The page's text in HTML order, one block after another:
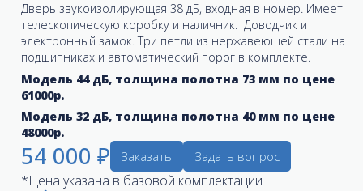
Дверь звукоизолирующая 38 дБ, входная в номер. Имеет
телескопическую коробку и наличник. Доводчик и
электронный замок. Три петли из нержавеющей стали на
подшипниках и автоматический порог в комплекте.
Модель 44 дБ, толщина полотна 73 мм по цене
61000р.
Модель 32 дБ, толщина полотна 40 мм по цене
48000р.
54 000 ₽ Заказать Задать вопрос
*Цена указана в базовой комплектации